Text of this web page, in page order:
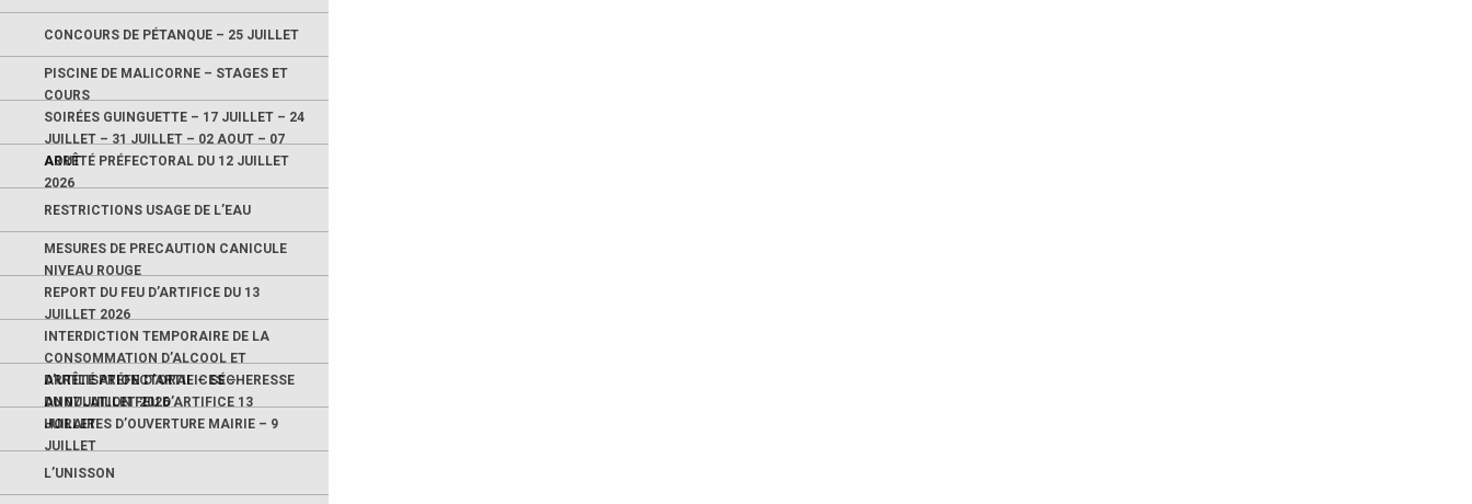
CONCOURS DE PÉTANQUE – 25 JUILLET
PISCINE DE MALICORNE – STAGES ET
COURS
SOIRÉES GUINGUETTE – 17 JUILLET – 24
JUILLET – 31 JUILLET – 02 AOUT – 07
AOUT
ARRÊTÉ PRÉFECTORAL DU 12 JUILLET
2026
RESTRICTIONS USAGE DE L’EAU
MESURES DE PRECAUTION CANICULE
NIVEAU ROUGE
REPORT DU FEU D’ARTIFICE DU 13
JUILLET 2026
INTERDICTION TEMPORAIRE DE LA
CONSOMMATION D’ALCOOL ET
D’UTILISATION D’ARTIFICES –
ANNULATION FEU D’ARTIFICE 13
JUILLET
ARRÊTÉ PRÉFECTORAL – SÉCHERESSE
DU 07 JUILLET 2026
HORAIRES D’OUVERTURE MAIRIE – 9
JUILLET
L’UNISSON